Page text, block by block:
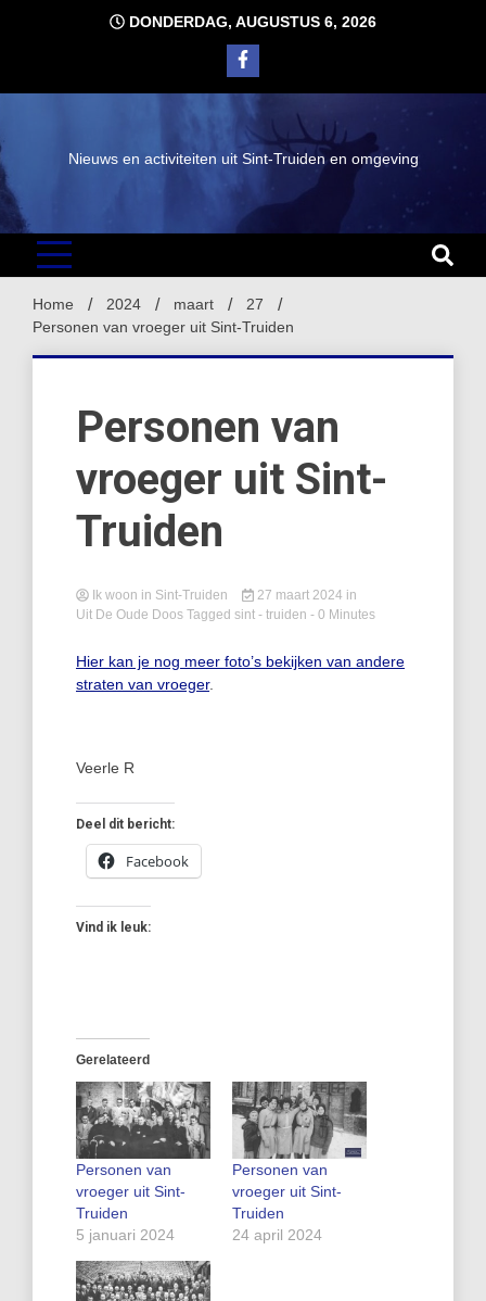
DONDERDAG, AUGUSTUS 6, 2026
Nieuws en activiteiten uit Sint-Truiden en omgeving
Home 2024 maart
27
Personen van vroeger uit Sint-Truiden
Personen van
vroeger uit Sint-
Truiden
Ik woon in Sint-Truiden 27 maart 2024 in
Uit De Oude Doos Tagged sint - truiden - 0 Minutes
Hier kan je nog meer foto’s bekijken van andere
straten van vroeger.
Veerle R
Deel dit bericht:
Facebook
Vind ik leuk:
Gerelateerd
Personen van
vroeger uit Sint-
Truiden
5 januari 2024
Personen van
vroeger uit Sint-
Truiden
24 april 2024